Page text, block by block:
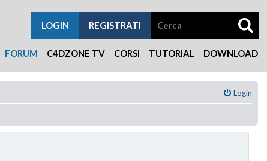
FORUM C4DZONE TV CORSI TUTORIAL DOWNLOAD
REGISTRATI
LOGIN
Login